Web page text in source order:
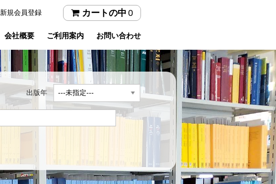
新規会員登録 カートの中 0
会社概要 ご利用案内 お問い合わせ
出版年